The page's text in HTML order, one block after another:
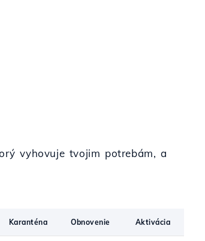
vyhovuje tvojim potrebám, a
Karanténa Obnovenie Aktivácia